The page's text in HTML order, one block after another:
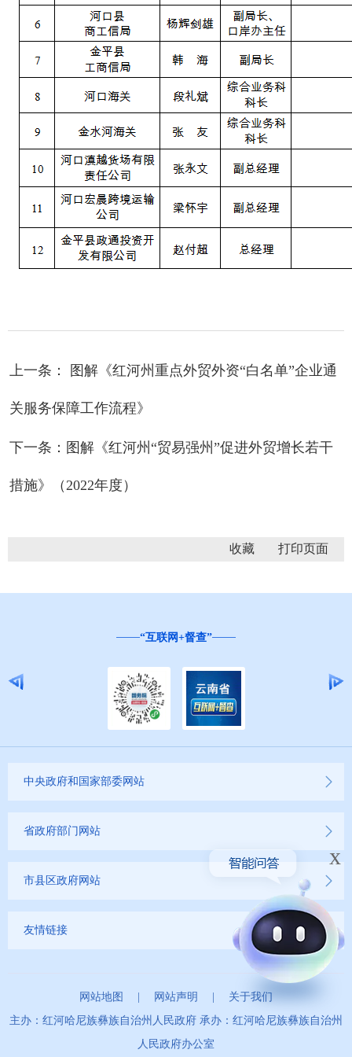
上一条： 图解《红河州重点外贸外资“白名单”企业通
关服务保障工作流程》
下一条：图解《红河州“贸易强州”促进外贸增长若干
措施》（2022年度）
收藏
“互联网+督查”
中央政府和国家部委网站
省政府部门网站
市县区政府网站
友情链接
网站地图 网站声明
关于我们
主办：红河哈尼族彝族自治州人民政府 承办：红河哈尼族彝族自治州
人民政府办公室
x